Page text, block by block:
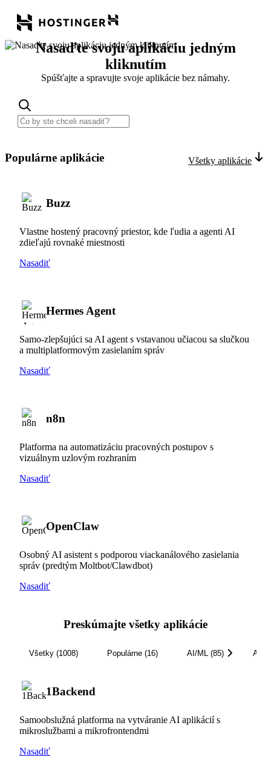
Nasaďte svoju aplikáciu jedným
kliknutím
Spúšťajte a spravujte svoje aplikácie bez námahy.
Populárne aplikácie Všetky aplikácie
Buzz
Vlastne hostený pracovný priestor, kde ľudia a agenti AI
zdieľajú rovnaké miestnosti
Nasadiť
Hermes Agent
Samo-zlepšujúci sa AI agent s vstavanou učiacou sa slučkou
a multiplatformovým zasielaním správ
Nasadiť
n8n
Platforma na automatizáciu pracovných postupov s
vizuálnym uzlovým rozhraním
Nasadiť
OpenClaw
Osobný AI asistent s podporou viackanálového zasielania
správ (predtým Moltbot/Clawdbot)
Nasadiť
Preskúmajte všetky aplikácie
Všetky (1008) Populárne (16) AI/ML (85)
1Backend
Samoobslužná platforma na vytváranie AI aplikácií s
mikroslužbami a mikrofrontendmi
Nasadiť